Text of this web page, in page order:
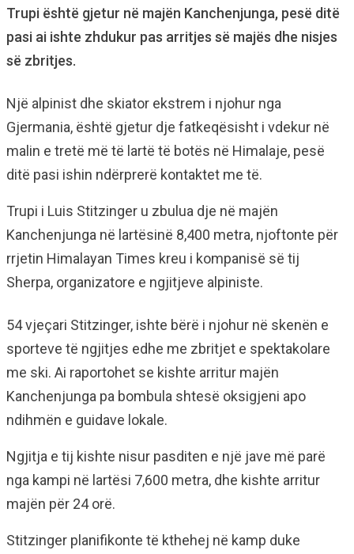
Trupi është gjetur në majën Kanchenjunga, pesë ditë
pasi ai ishte zhdukur pas arritjes së majës dhe nisjes
së zbritjes.
Një alpinist dhe skiator ekstrem i njohur nga
Gjermania, është gjetur dje fatkeqësisht i vdekur në
malin e tretë më të lartë të botës në Himalaje, pesë
ditë pasi ishin ndërprerë kontaktet me të.
Trupi i Luis Stitzinger u zbulua dje në majën
Kanchenjunga në lartësinë 8,400 metra, njoftonte për
rrjetin Himalayan Times kreu i kompanisë së tij
Sherpa, organizatore e ngjitjeve alpiniste.
54 vjeçari Stitzinger, ishte bërë i njohur në skenën e
sporteve të ngjitjes edhe me zbritjet e spektakolare
me ski. Ai raportohet se kishte arritur majën
Kanchenjunga pa bombula shtesë oksigjeni apo
ndihmën e guidave lokale.
Ngjitja e tij kishte nisur pasditen e një jave më parë
nga kampi në lartësi 7,600 metra, dhe kishte arritur
majën për 24 orë.
Stitzinger planifikonte të kthehej në kamp duke